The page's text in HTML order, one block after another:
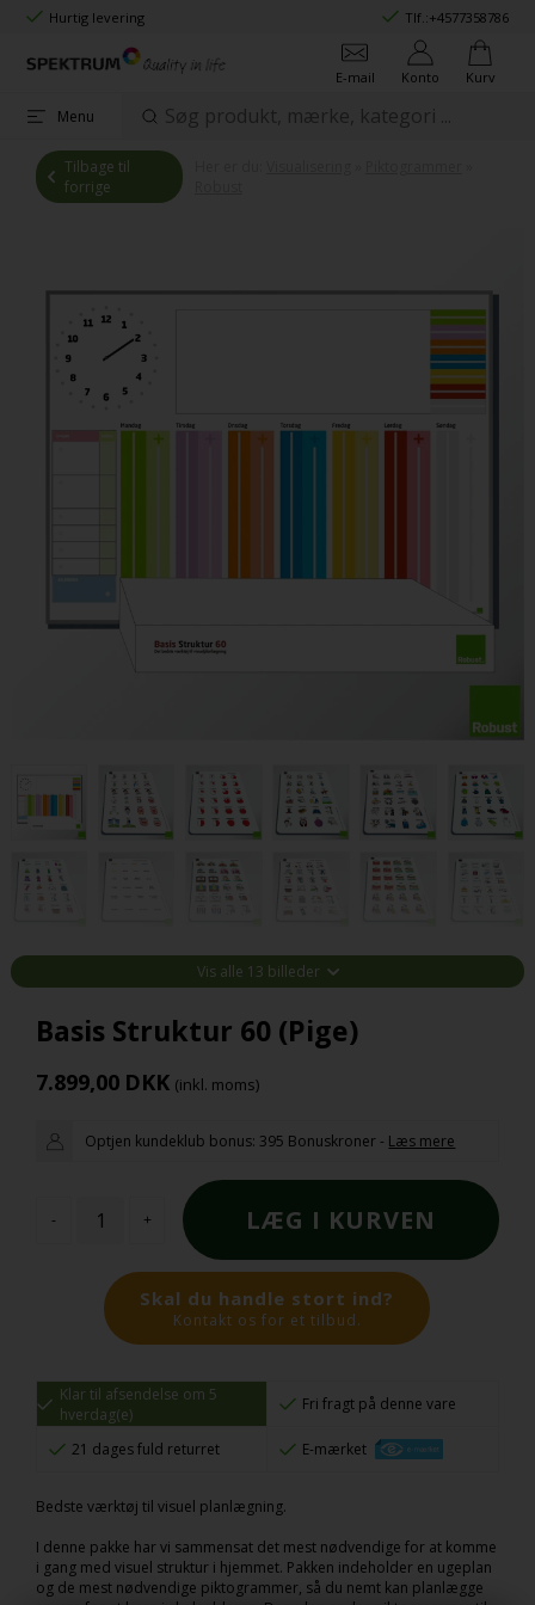
Hurtig levering Tlf.:+4577358786
E-mail Konto Kurv
Menu
Tilbage til
forrige
Vis alle 13 billeder
Basis Struktur 60 (Pige)
7.899,00 DKK (inkl. moms)
Optjen kundeklub bonus: 395 Bonuskroner - Læs mere
- +
Skal du handle stort ind?
Kontakt os for et tilbud.
Klar til afsendelse om 5
hverdag(e)
Fri fragt på denne vare
21 dages fuld returret E-mærket
Bedste værktøj til visuel planlægning.
I denne pakke har vi sammensat det mest nødvendige for at komme
i gang med visuel struktur i hjemmet. Pakken indeholder en ugeplan
og de mest nødvendige piktogrammer, så du nemt kan planlægge